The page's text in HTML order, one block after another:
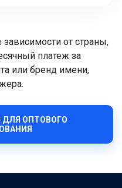
от страны,
платеж за
или бренд имени,
ОПТОВОГО